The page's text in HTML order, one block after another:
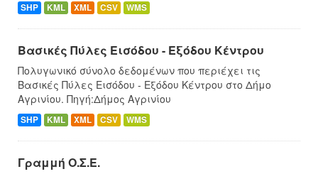
SHP KML XML CSV WMS
Βασικές Πύλες Εισόδου - Εξόδου Κέντρου
Πολυγωνικό σύνολο δεδομένων που περιέχει τις
Βασικές Πύλες Εισόδου - Εξόδου Κέντρου στο Δήμο
Αγρινίου. Πηγή:Δήμος Αγρινίου
SHP KML XML CSV WMS
Γραμμή Ο.Σ.Ε.